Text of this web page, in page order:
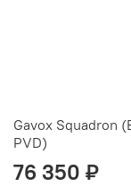
Gavox Squadron
PVD)
76 350 ₽